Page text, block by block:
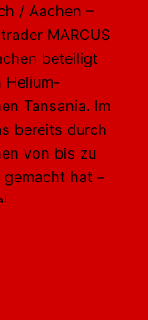
/ Aachen –
MARCUS
beteiligt
Helium-
Tansania. Im
bereits durch
von bis zu
hat –